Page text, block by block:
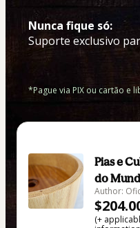
Nunca fique só:
Suporte exclusivo
*Pague via PIX ou cartão e
Pias e
do
Author:
(+